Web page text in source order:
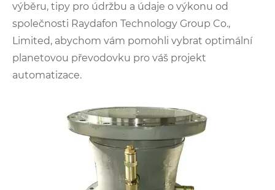
výběru, tipy pro údržbu a údaje o výkonu od
společnosti Raydafon Technology Group Co.,
Limited, abychom vám pomohli vybrat optimální
planetovou převodovku pro váš projekt
automatizace.